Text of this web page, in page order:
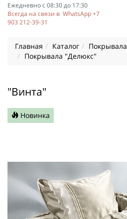
Ежедневно с 08:30 до 17:30
Всегда на связи в WhatsApp +7
903 212-39-31
Главная Каталог
Покрывала
Покрывала "Делюкс"
"Винта"
Новинка